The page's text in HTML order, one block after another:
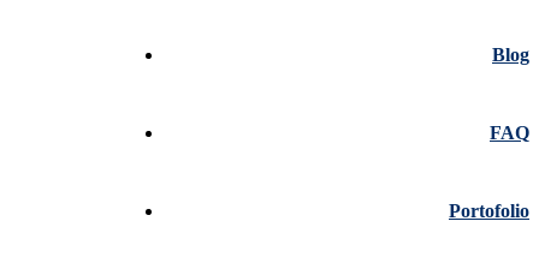
Blog
FAQ
Portofolio